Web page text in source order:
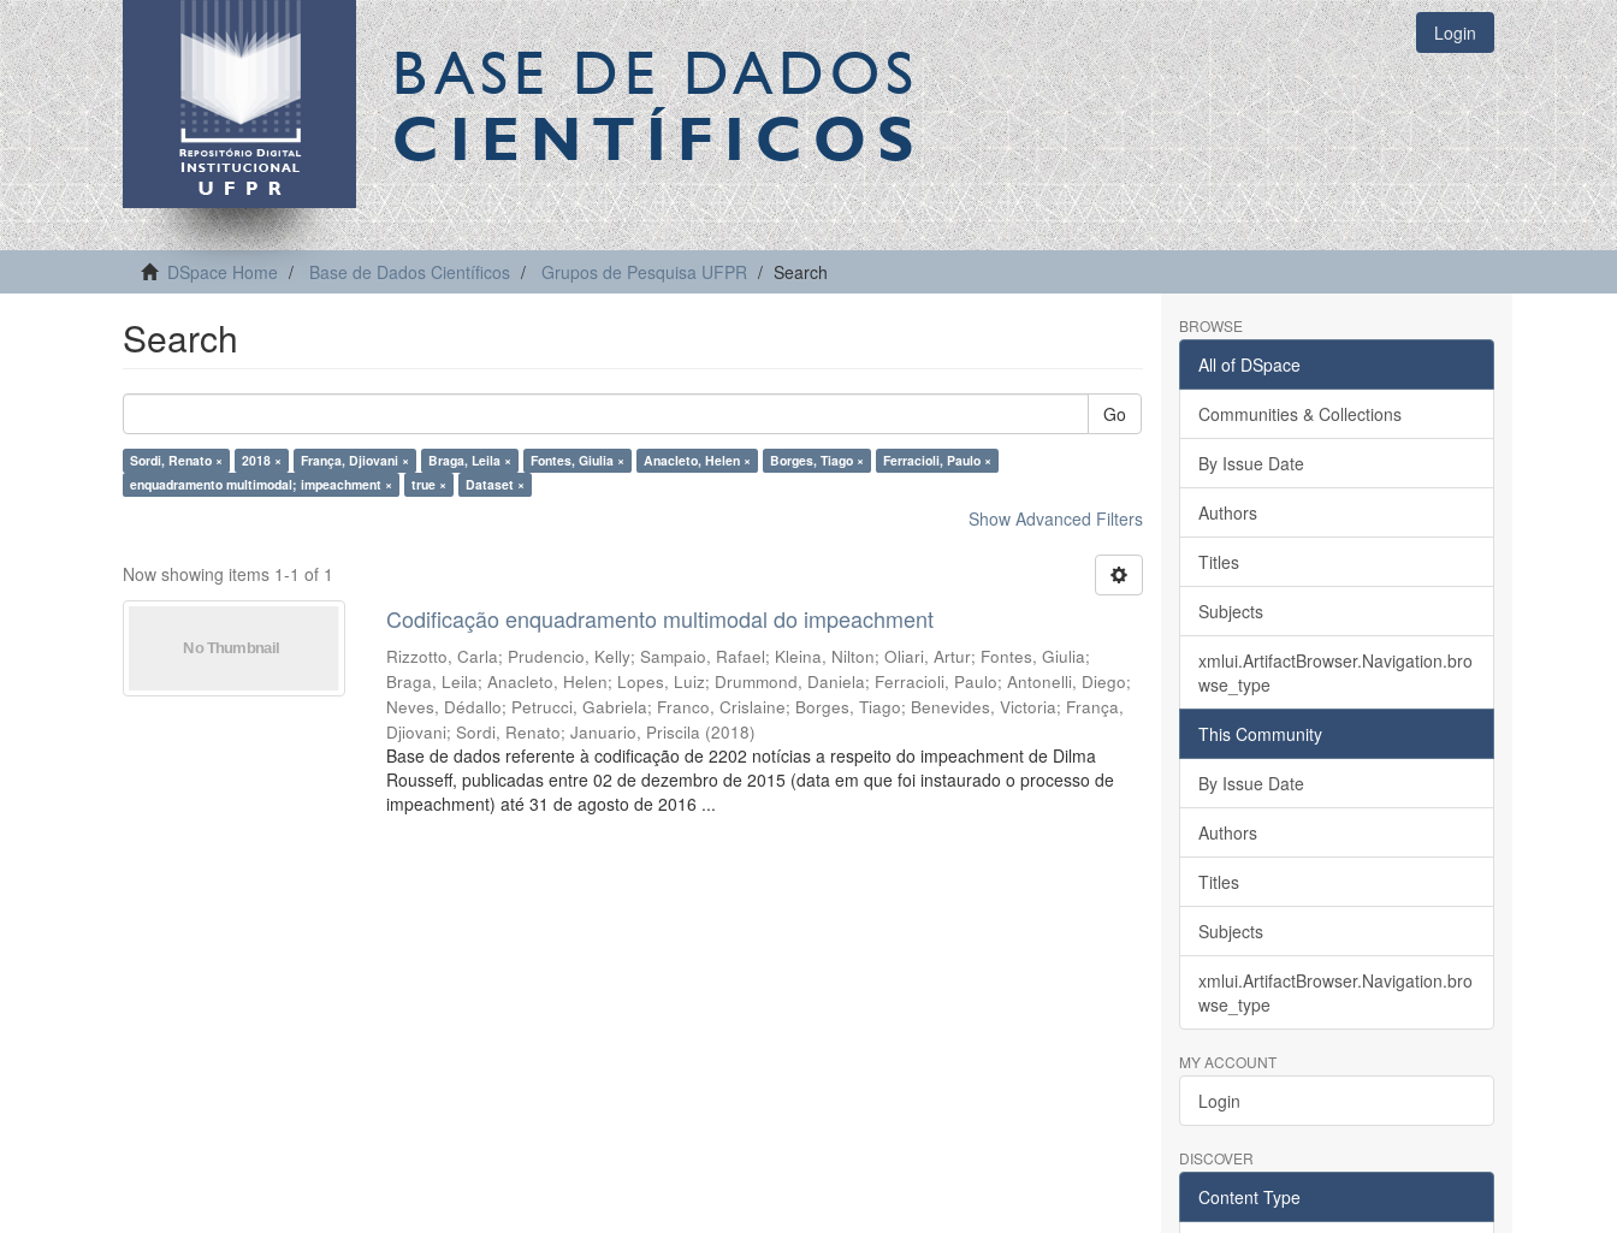
BASE DE DADOS
CIENTÍFICOS
Login
DSpace Home Base de Dados Científicos Grupos de Pesquisa UFPR Search
Search
Go
Sordi, Renato × 2018 × França, Djiovani × Braga, Leila × Fontes, Giulia × Anacleto, Helen × Borges, Tiago ×
Ferracioli, Paulo ×
enquadramento multimodal; impeachment ×
true × Dataset ×
Show Advanced Filters
Now showing items 1-1 of 1
Codificação enquadramento multimodal do impeachment
Rizzotto, Carla; Prudencio, Kelly;Sampaio, Rafael; Kleina, Nilton;Oliari, Artur; Fontes, Giulia;
Braga, Leila;Anacleto, Helen; Lopes, Luiz; Drummond, Daniela; Ferracioli, Paulo;Antonelli, Diego;
Neves, Dédallo; Petrucci, Gabriela; Franco, Crislaine; Borges, Tiago; Benevides, Victoria; França,
Djiovani;Sordi, Renato;Januario, Priscila (2018)
Base de dados referente à codificação de 2202 notícias a respeito do impeachment de Dilma
Rousseff, publicadas entre 02 de dezembro de 2015 (data em que foi instaurado o processo de
impeachment) até 31 de agosto de 2016 ...
BROWSE
All of DSpace
Communities & Collections
By Issue Date
Authors
Titles
Subjects
xmlui.ArtifactBrowser.Navigation.bro
wse_type
This Community
By Issue Date
Authors
Titles
Subjects
xmlui.ArtifactBrowser.Navigation.bro
wse_type
MY ACCOUNT
Login
DISCOVER
Content Type